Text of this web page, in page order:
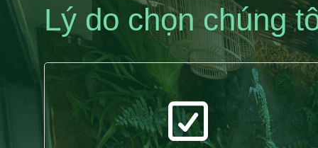
Lý do chọn chúng